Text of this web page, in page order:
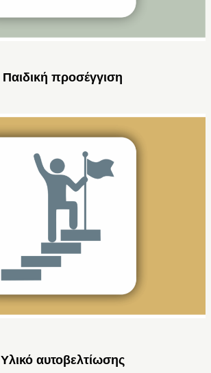
Παιδική προσέγγιση
Υλικό αυτοβελτίωσης